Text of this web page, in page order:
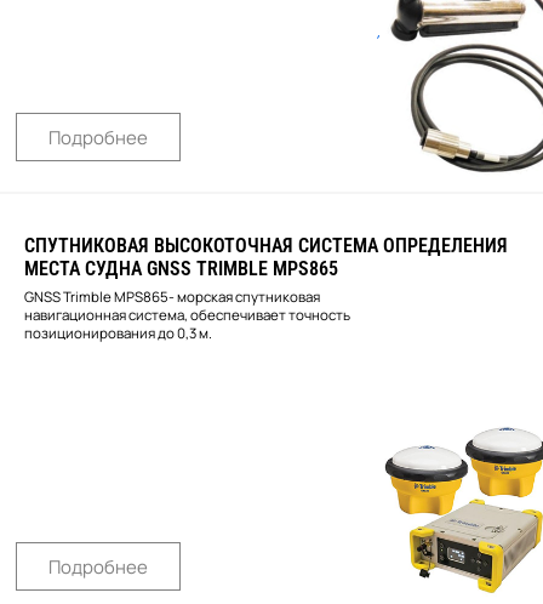
Подробнее
СПУТНИКОВАЯ ВЫСОКОТОЧНАЯ СИСТЕМА ОПРЕДЕЛЕНИЯ
МЕСТА СУДНА GNSS TRIMBLE MPS865
GNSS Trimble MPS865- морская спутниковая
навигационная система, обеспечивает точность
позиционирования до 0,3 м.
Подробнее